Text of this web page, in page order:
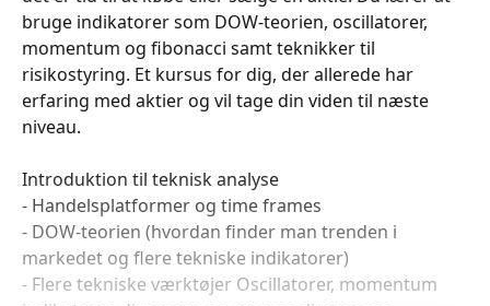
bruge indikatorer som DOW-teorien, oscillatorer,
momentum og fibonacci samt teknikker til
risikostyring. Et kursus for dig, der allerede har
erfaring med aktier og vil tage din viden til næste
niveau.
Introduktion til teknisk analyse
- Handelsplatformer og time frames
- DOW-teorien (hvordan finder man trenden i
markedet og flere tekniske indikatorer)
- Flere tekniske værktøjer Oscillatorer, momentum